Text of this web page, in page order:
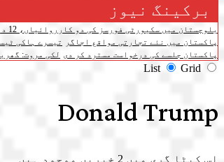
برکینگ نیوز
بلوچستان میں سکیورٹی فورسز کی دو کارروائیاں، 12 دہشتگرد ہلاک، ٹھکانہ بھی تباہ
پاکستان میں نئے تجارتی مواقع اجاگر
تیسرے ہاکی ٹیسٹ میں
پاکستان جلسے کی درخواست مسترد کر دی لکی مروت: گھریلو
List Grid
Donald Trump
اس کیٹا گری میں 2 خبریں موجود ہیں